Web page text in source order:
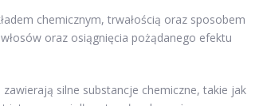
chemicznym, trwałością oraz sposobem
oraz osiągnięcia pożądanego efektu
zawierają silne substancje chemiczne, takie jak